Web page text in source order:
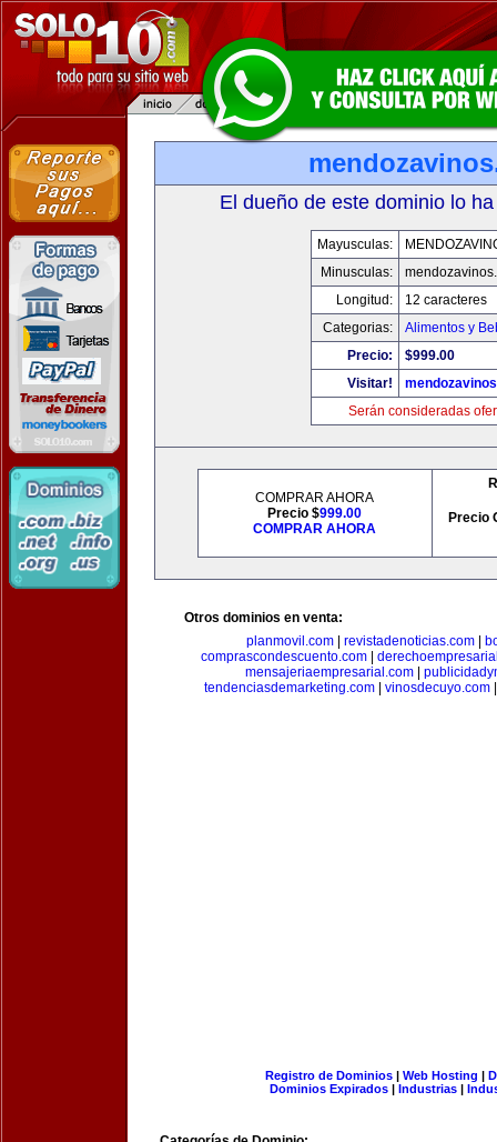
El dueño de este dominio lo
Mayusculas:
Minusculas:
Longitud:
12 caracteres
Categorias:
Alimentos y
Precio:
$999.00
Visitar!
Serán consideradas
COMPRAR AHORA
Precio $999.00
COMPRAR AHORA
Precio
Otros dominios en venta:
planmovil.com| revistadenoticias.com|
comprascondescuento.com
mensajeriaempresarial.com|
tendenciasdemarketing.com| vinosdecuyo.com
Registro de Dominios| Web Hosting |
Dominios Expirados | Industrias |